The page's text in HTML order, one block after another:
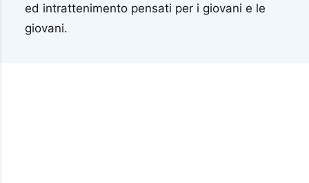
ed intrattenimento pensati per i giovani e le
giovani.